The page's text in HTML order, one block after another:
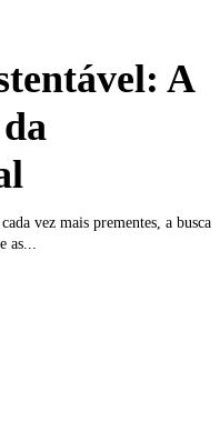
A
vez mais prementes, a busca
as...